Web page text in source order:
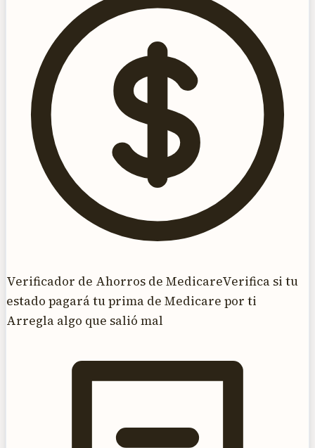
Verificador de Ahorros de MedicareVerifica si tu
estado pagará tu prima de Medicare por ti
Arregla algo que salió mal